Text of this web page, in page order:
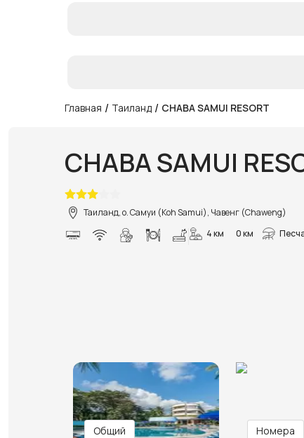
Главная / Таиланд / CHABA SAMUI RESORT
CHABA SAMUI
Таиланд, о. Самуи (Koh Samui), Чавенг (Chaweng)
4 км
0 км
Общий Номера